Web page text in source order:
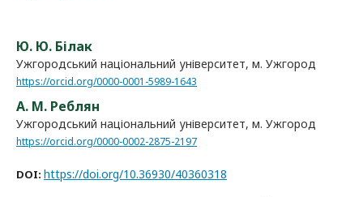
Ю. Ю. Білак
Ужгородський національний університет, м. Ужгород
https://orcid.org/0000-0001-5989-1643
А. М. Реблян
Ужгородський національний університет, м. Ужгород
https://orcid.org/0000-0002-2875-2197
DOI: https://doi.org/10.36930/40360318